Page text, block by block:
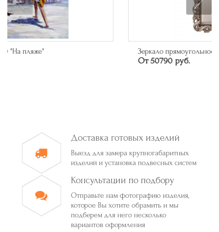
Зеркало прямоугольное в багете цвета серебро
Доставка готовых изделий
Выезд для замера крупногабаритных
изделий и установка подвесных систем
Консультации по подбору
Отправьте нам фотографию изделия,
которое Вы хотите обрамить и мы
подберем для него несколько
вариантов оформления